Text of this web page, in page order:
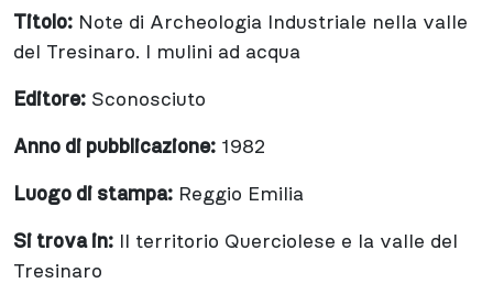
Titolo: Note di Archeologia Industriale nella valle
del Tresinaro. I mulini ad acqua
Editore: Sconosciuto
Anno di pubblicazione: 1982
Luogo di stampa: Reggio Emilia
Si trova in: Il territorio Querciolese e la valle del
Tresinaro